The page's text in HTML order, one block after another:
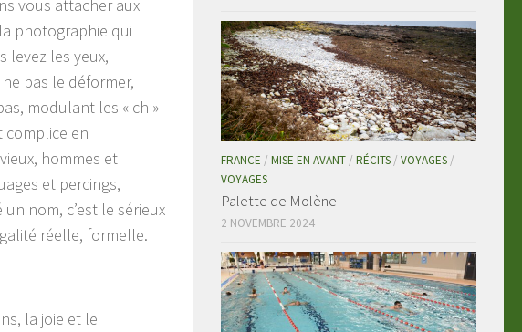
vous attacher aux
photographie qui
levez les yeux,
pas le déformer,
modulant les « ch »
complice en
hommes et
et percings,
nom, c’est le sérieux
réelle, formelle.
la joie et le
FRANCE / MISE EN AVANT/ RÉCITS/ VOYAGES/
VOYAGES
Palette de Molène
2 NOVEMBRE 2024